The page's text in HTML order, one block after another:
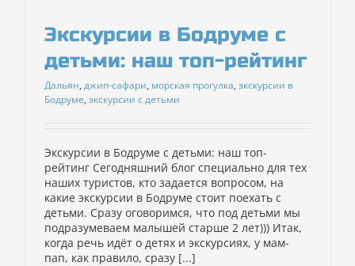
Экскурсии в Бодруме с
детьми: наш топ-рейтинг
Дальян, джип-сафари, морская прогулка, экскурсии в
Бодруме, экскурсии с детьми
Экскурсии в Бодруме с детьми: наш топ-
рейтинг Сегодняшний блог специально для тех
наших туристов, кто задается вопросом, на
какие экскурсии в Бодруме стоит поехать с
детьми. Сразу оговоримся, что под детьми мы
подразумеваем малышей старше 2 лет))) Итак,
когда речь идёт о детях и экскурсиях, у мам-
пап, как правило, сразу [...]